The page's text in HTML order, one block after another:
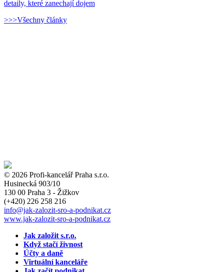
detaily, které zanechají dojem
>>>Všechny články
© 2026 Profi-kancelář Praha s.r.o.
Husinecká 903/10
130 00 Praha 3 - Žižkov
(+420) 226 258 216
info@jak-zalozit-sro-a-podnikat.cz
www.jak-zalozit-sro-a-podnikat.cz
Jak založit s.r.o.
Když stačí živnost
Účty a daně
Virtuální kanceláře